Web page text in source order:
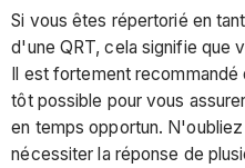
Si vous êtes répertorié en
d'une QRT, cela signifie que
Il est fortement recommandé
tôt possible pour vous
en temps opportun.
nécessiter la réponse de